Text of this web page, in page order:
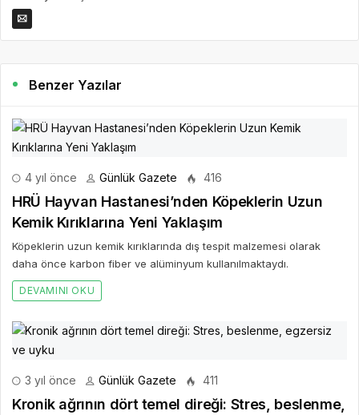
Benzer Yazılar
4 yıl önce Günlük Gazete 416
HRÜ Hayvan Hastanesi’nden Köpeklerin Uzun
Kemik Kırıklarına Yeni Yaklaşım
Köpeklerin uzun kemik kırıklarında dış tespit malzemesi olarak
daha önce karbon fiber ve alüminyum kullanılmaktaydı.
DEVAMINI OKU
3 yıl önce Günlük Gazete 411
Kronik ağrının dört temel direği: Stres, beslenme,